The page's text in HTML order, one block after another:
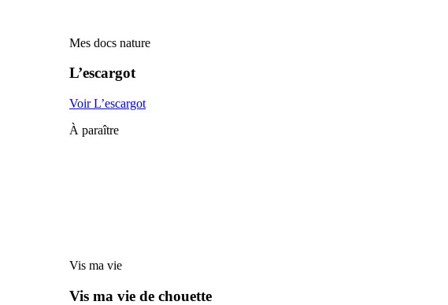
Mes docs nature
L’escargot
Voir L’escargot
À paraître
Vis ma vie
Vis ma vie de chouette